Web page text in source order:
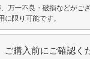
万一不良・破損などがご
限り可能です。
ご購入前にご確認く